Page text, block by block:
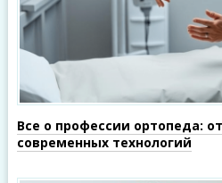
Все о профессии ортопеда:
современных технологий